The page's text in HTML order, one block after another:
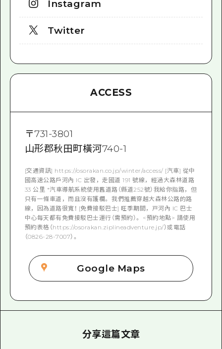
Instagram
Twitter
ACCESS
〒731-3801
山形郡秋田町橫河740-1
[交通資訊] https://osorakan.co.jp/winter/access/ [汽車] 從中
國高速公路戶河內 IC 出發，走國道 191 號線，經過大森林道路
33 公里 *汽車導航系統使用舊道路（縣道252號）我給你指路，但
只有一條車道，而且沒有護欄。 我們推薦穿越大森林公路的路
線，因為道路很寬！ [免費接駁巴士] 旺季期間，戸河內 IC 巴士
中心每天都有免費接駁巴士運行（需預約）。 <預約地點> 請使用
預約表格（https://osorakan.ziplineadventure.jp/）或電話
（0826-28-7007）。
Google Maps
分享這篇文章